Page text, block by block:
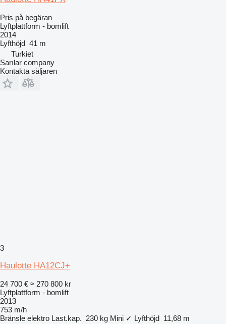
Pris på begäran
Lyftplattform - bomlift
2014
Lyfthöjd 41 m
Turkiet
Sarılar company
Kontakta säljaren
3
Haulotte HA12CJ+
24 700 € ≈ 270 800 kr
Lyftplattform - bomlift
2013
753 m/h
Bränsle elektro Last.kap. 230 kg Mini ✓ Lyfthöjd 11,68 m